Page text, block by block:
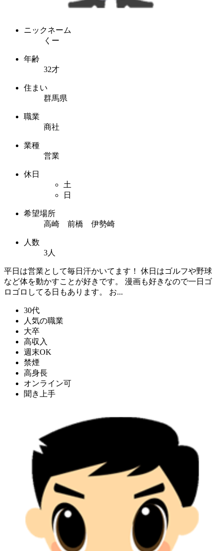
ニックネーム
くー
年齢
32才
住まい
群馬県
職業
商社
業種
営業
休日
土
日
希望場所
高崎 前橋 伊勢崎
人数
3人
平日は営業として毎日汗かいてます！ 休日はゴルフや野球
など体を動かすことが好きです。 漫画も好きなので一日ゴ
ロゴロしてる日もあります。 お...
30代
人気の職業
大卒
高収入
週末OK
禁煙
高身長
オンライン可
聞き上手